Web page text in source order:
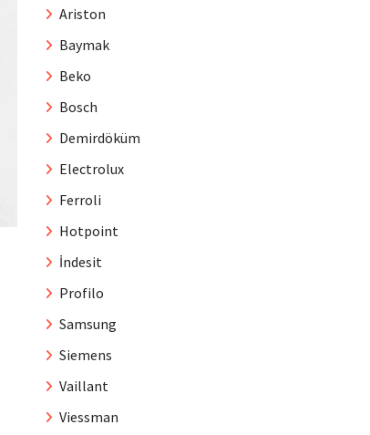
Ariston
Baymak
Beko
Bosch
Demirdöküm
Electrolux
Ferroli
Hotpoint
İndesit
Profilo
Samsung
Siemens
Vaillant
Viessman